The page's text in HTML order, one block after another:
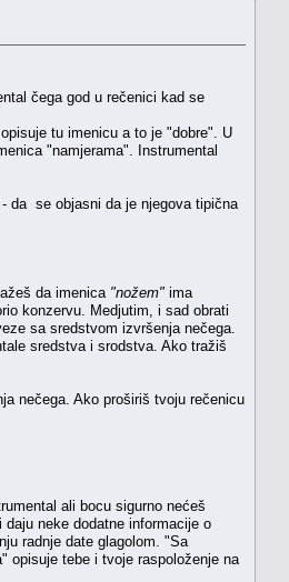
čega god u rečenici kad se
tu imenicu a to je "dobre". U
"namjerama". Instrumental
da se objasni da je njegova tipična
da imenica "nožem" ima
konzervu. Medjutim, i sad obrati
sa sredstvom izvršenja nečega.
sredstva i srodstva. Ako tražiš
nečega. Ako proširiš tvoju rečenicu
ali bocu sigurno nećeš
neke dodatne informacije o
radnje date glagolom. "Sa
opisuje tebe i tvoje raspoloženje na